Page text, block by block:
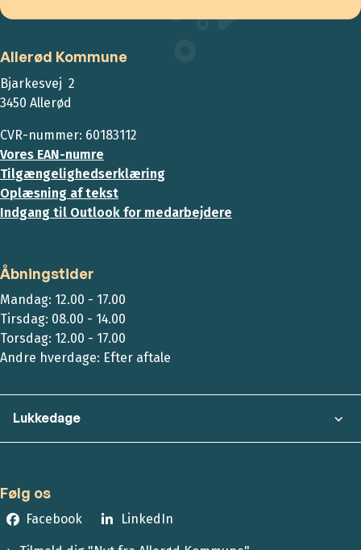
Allerød Kommune
Bjarkesvej 2
3450 Allerød
CVR-nummer: 60183112
Vores EAN-numre
Tilgængelighedserklæring
Oplæsning af tekst
Indgang til Outlook for medarbejdere
Åbningstider
Mandag: 12.00 - 17.00
Tirsdag: 08.00 - 14.00
Torsdag: 12.00 - 17.00
Andre hverdage: Efter aftale
Lukkedage
Følg os
Facebook LinkedIn